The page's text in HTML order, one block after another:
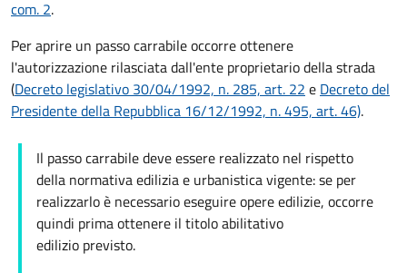
com. 2.
Per aprire un passo carrabile occorre ottenere
l'autorizzazione rilasciata dall'ente proprietario della strada
(Decreto legislativo 30/04/1992, n. 285, art. 22 e Decreto del
Presidente della Repubblica 16/12/1992, n. 495, art. 46).
Il passo carrabile deve essere realizzato nel rispetto
della normativa edilizia e urbanistica vigente: se per
realizzarlo è necessario eseguire opere edilizie, occorre
quindi prima ottenere il titolo abilitativo
edilizio previsto.